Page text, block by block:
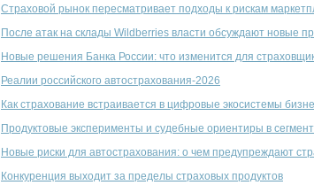
Страховой рынок пересматривает подходы к рискам
После атак на склады Wildberries власти обсуждают новые
Новые решения Банка России: что изменится для
Реалии российского автострахования-2026
Как страхование встраивается в цифровые экосистемы
Продуктовые эксперименты и судебные ориентиры в
Новые риски для автострахования: о чем предупреждают
Конкуренция выходит за пределы страховых продуктов